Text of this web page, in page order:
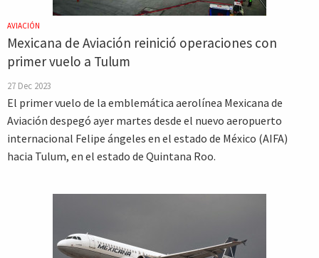
AVIACIÓN
Mexicana de Aviación reinició operaciones con
primer vuelo a Tulum
27 Dec 2023
El primer vuelo de la emblemática aerolínea Mexicana de
Aviación despegó ayer martes desde el nuevo aeropuerto
internacional Felipe ángeles en el estado de México (AIFA)
hacia Tulum, en el estado de Quintana Roo.